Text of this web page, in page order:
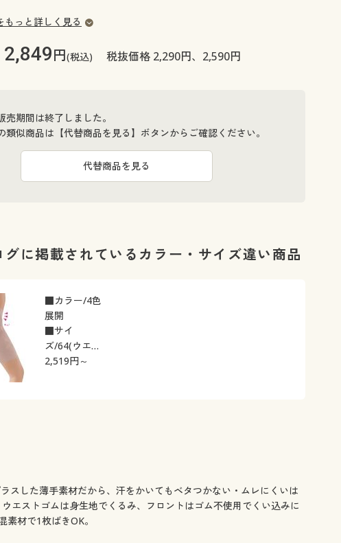
もっと詳しく見る
2,849円(税込) 税抜価格 2,290円、2,590円
売期間は終了しました。
類似商品は【代替商品を見る】ボタンからご確認ください。
代替商品を見る
グに掲載されているカラー・サイズ違い商品
2,519円～
■カラー/4色
展開
■サイ
ズ/64(ウエス
ト61～
した薄手素材だから、汗をかいてもベタつかない・ムレにくいは
エストゴムは身生地でくるみ、フロントはゴム不使用でくい込みに
材で1枚ばきOK。